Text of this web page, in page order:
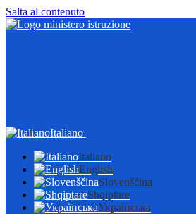
Salta al contenuto
Italiano
Italiano
English
Slovenščina
Shqiptare
Українська